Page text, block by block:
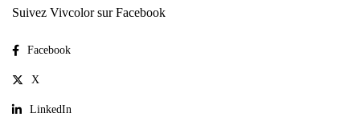
Suivez Vivcolor sur Facebook
Facebook
X
LinkedIn